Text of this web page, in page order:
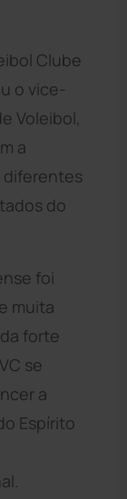
Clube
o vice-
Voleibol,
a
diferentes
do
foi
muita
forte
se
a
Espírito